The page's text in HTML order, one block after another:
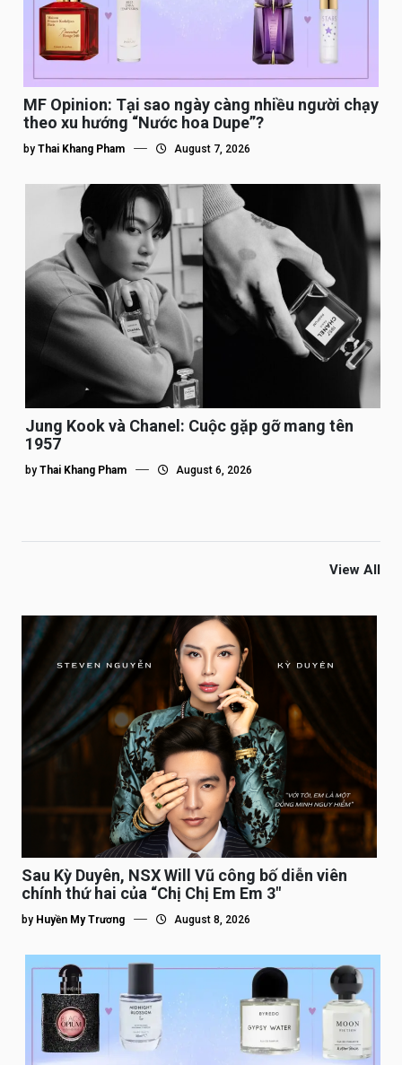
MF Opinion: Tại sao ngày càng nhiều người chạy
theo xu hướng “Nước hoa Dupe”?
by Thai Khang Pham August 7, 2026
Jung Kook và Chanel: Cuộc gặp gỡ mang tên
1957
by Thai Khang Pham August 6, 2026
View All
Sau Kỳ Duyên, NSX Will Vũ công bố diễn viên
chính thứ hai của “Chị Chị Em Em 3″
by Huyền My Trương August 8, 2026